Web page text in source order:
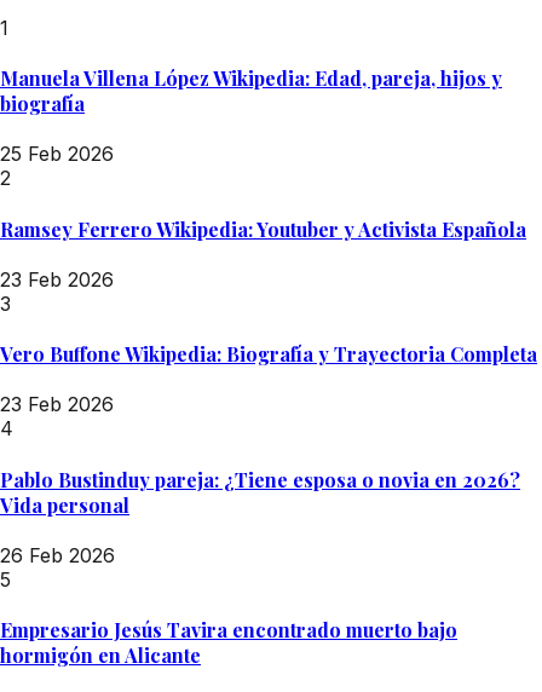
1
Manuela Villena López Wikipedia: Edad, pareja, hijos y
biografía
25 Feb 2026
2
Ramsey Ferrero Wikipedia: Youtuber y Activista Española
23 Feb 2026
3
Vero Buffone Wikipedia: Biografía y Trayectoria Completa
23 Feb 2026
4
Pablo Bustinduy pareja: ¿Tiene esposa o novia en 2026?
Vida personal
26 Feb 2026
5
Empresario Jesús Tavira encontrado muerto bajo
hormigón en Alicante